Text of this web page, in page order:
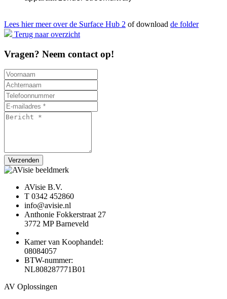
Lees hier meer over de Surface Hub 2 of download de folder
Terug naar overzicht
Vragen? Neem contact op!
Verzenden
AVisie B.V.
T 0342 452860
info@avisie.nl
Anthonie Fokkerstraat 27
3772 MP Barneveld
Kamer van Koophandel:
08084057
BTW-nummer:
NL808287771B01
AV Oplossingen